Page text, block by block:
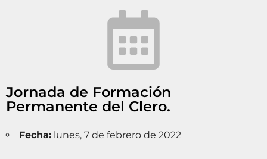
Jornada de Formación
Permanente del Clero.
Fecha: lunes, 7 de febrero de 2022